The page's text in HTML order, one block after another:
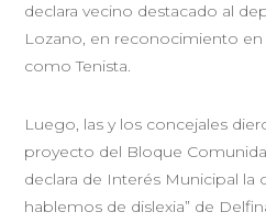
declara vecino destacado al
Lozano, en reconocimiento
como Tenista.
Luego, las y los concejales
proyecto del Bloque
declara de Interés Municipal la
hablemos de dislexia” de